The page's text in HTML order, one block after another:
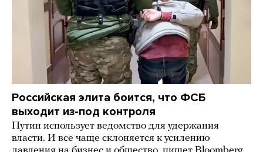
Российская элита боится, что ФСБ
выходит из-под контроля
Путин использует ведомство для удержания
власти. И все чаще склоняется к усилению